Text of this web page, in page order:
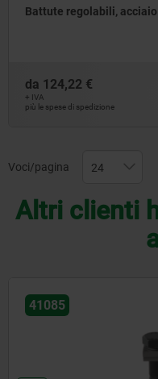
Battute regolabili,
da 124,22 €
+ IVA
più le spese di spedizione
Voci/pagina
Altri clienti